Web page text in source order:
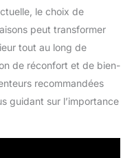
le choix de
peut transformer
tout au long de
de réconfort et de bien-
recommandées
guidant sur l’importance